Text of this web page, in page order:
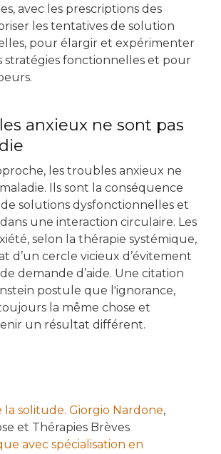
avec les prescriptions des
les tentatives de solution
pour élargir et expérimenter
stratégies fonctionnelles et pour
anxieux ne sont pas
les troubles anxieux ne
Ils sont la conséquence
solutions dysfonctionnelles et
une interaction circulaire. Les
selon la thérapie systémique,
d’un cercle vicieux d’évitement
demande d’aide. Une citation
postule que l'ignorance,
la même chose et
un résultat différent.
la solitude. Giorgio Nardone,
et Thérapies Brèves
avec spécialisation en